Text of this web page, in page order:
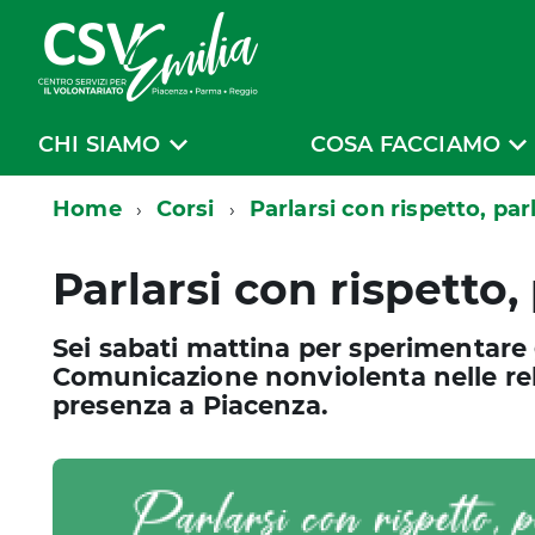
CHI SIAMO COSA FACCIAMO
Home Corsi Parlarsi con rispetto,
Parlarsi con
Sei sabati mattina per
Comunicazione nonviolenta nelle
presenza a Piacenza.